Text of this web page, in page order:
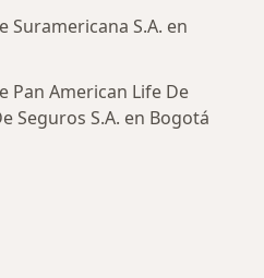
Suramericana S.A. en
Pan American Life De
Seguros S.A. en Bogotá